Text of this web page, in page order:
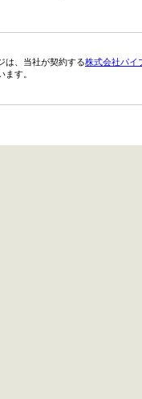
は、当社が契約する株式会社パイ
ます。